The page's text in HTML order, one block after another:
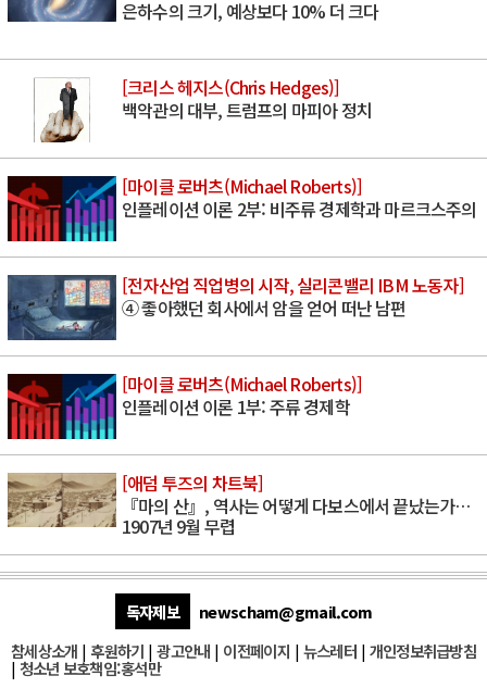
은하수의 크기, 예상보다 10% 더 크다
[크리스 헤지스(Chris Hedges)]
백악관의 대부, 트럼프의 마피아 정치
[마이클 로버츠(Michael Roberts)]
인플레이션 이론 2부: 비주류 경제학과 마르크스주의
[전자산업 직업병의 시작, 실리콘밸리 IBM 노동자]
④ 좋아했던 회사에서 암을 얻어 떠난 남편
[마이클 로버츠(Michael Roberts)]
인플레이션 이론 1부: 주류 경제학
[애덤 투즈의 차트북]
『마의 산』, 역사는 어떻게 다보스에서 끝났는가…
1907년 9월 무렵
독자제보
newscham@gmail.com
참세상소개 | 후원하기 |광고안내 | 이전페이지 | 뉴스레터| 개인정보취급방침
| 청소년 보호책임:홍석만